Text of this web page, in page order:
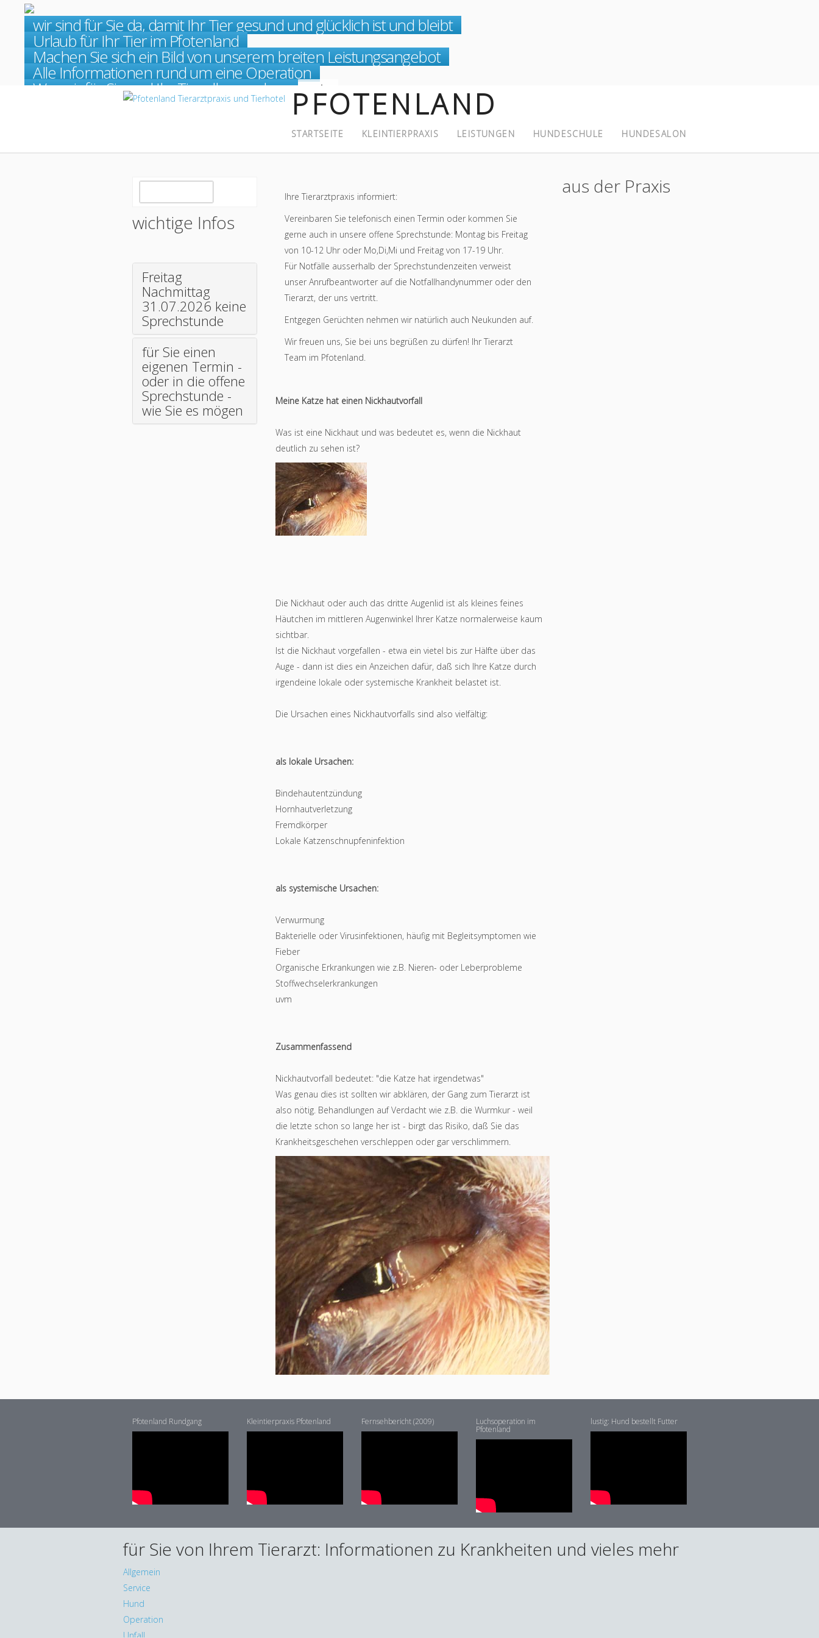
Kleintierpraxis
wir sind für Sie da, damit Ihr Tier gesund und glücklich ist und bleibt
Weiterlesen
Tierhotel
Urlaub für Ihr Tier im Pfotenland
Weiterlesen
Behandlungen für Kleintiere
Machen Sie sich ein Bild von unserem breiten Leistungsangebot
Weiterlesen
Operationen beim Kleintier
Alle Informationen rund um eine Operation
Weiterlesen
Leistungsangebot der Kleintierpraxis
Was wir für Sie und Ihr Tier alles machen
Weiterlesen
PFOTENLAND
STARTSEITE KLEINTIERPRAXIS LEISTUNGEN HUNDESCHULE HUNDESALON
wichtige Infos
Freitag
Nachmittag
31.07.2026 keine
Sprechstunde
für Sie einen
eigenen Termin -
oder in die offene
Sprechstunde -
wie Sie es mögen
Ihre Tierarztpraxis informiert:
Vereinbaren Sie telefonisch einen Termin oder kommen Sie
gerne auch in unsere offene Sprechstunde: Montag bis Freitag
von 10-12 Uhr oder Mo,Di,Mi und Freitag von 17-19 Uhr.
Für Notfälle ausserhalb der Sprechstundenzeiten verweist
unser Anrufbeantworter auf die Notfallhandynummer oder den
Tierarzt, der uns vertritt.
Entgegen Gerüchten nehmen wir natürlich auch Neukunden auf.
Wir freuen uns, Sie bei uns begrüßen zu dürfen! Ihr Tierarzt
Team im Pfotenland.
Meine Katze hat einen Nickhautvorfall
Was ist eine Nickhaut und was bedeutet es, wenn die Nickhaut
deutlich zu sehen ist?
Die Nickhaut oder auch das dritte Augenlid ist als kleines feines
Häutchen im mittleren Augenwinkel Ihrer Katze normalerweise kaum
sichtbar.
Ist die Nickhaut vorgefallen - etwa ein vietel bis zur Hälfte über das
Auge - dann ist dies ein Anzeichen dafür, daß sich Ihre Katze durch
irgendeine lokale oder systemische Krankheit belastet ist.
Die Ursachen eines Nickhautvorfalls sind also vielfältig:
als lokale Ursachen:
Bindehautentzündung
Hornhautverletzung
Fremdkörper
Lokale Katzenschnupfeninfektion
als systemische Ursachen:
Verwurmung
Bakterielle oder Virusinfektionen, häufig mit Begleitsymptomen wie
Fieber
Organische Erkrankungen wie z.B. Nieren- oder Leberprobleme
Stoffwechselerkrankungen
uvm
Zusammenfassend
Nickhautvorfall bedeutet: "die Katze hat irgendetwas"
Was genau dies ist sollten wir abklären, der Gang zum Tierarzt ist
also nötig. Behandlungen auf Verdacht wie z.B. die Wurmkur - weil
die letzte schon so lange her ist - birgt das Risiko, daß Sie das
Krankheitsgeschehen verschleppen oder gar verschlimmern.
aus der Praxis
Pfotenland Rundgang Kleintierpraxis Pfotenland Fernsehbericht (2009) Luchsoperation im
Pfotenland
lustig: Hund bestellt Futter
für Sie von Ihrem Tierarzt: Informationen zu Krankheiten und vieles mehr
Allgemein
Service
Hund
Operation
Unfall